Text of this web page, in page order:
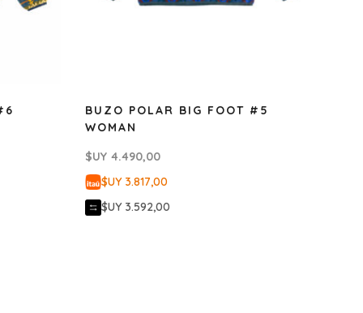
BUZO POLAR BIG FOOT #5
WOMAN
$UY 4.490,00
$UY 3.817,00
$UY 3.592,00